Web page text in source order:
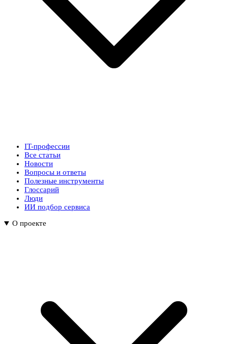
IT-профессии
Все статьи
Новости
Вопросы и ответы
Полезные инструменты
Глоссарий
Люди
ИИ подбор сервиса
О проекте